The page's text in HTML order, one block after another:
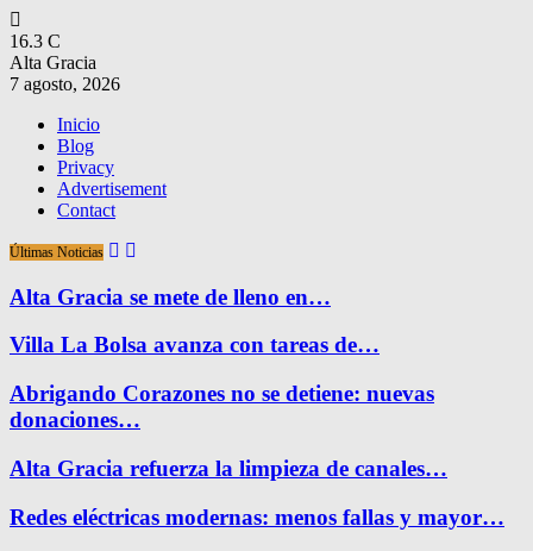
16.3 C
Alta Gracia
7 agosto, 2026
Inicio
Blog
Privacy
Advertisement
Contact
Últimas Noticias
Alta Gracia se mete de lleno en…
Villa La Bolsa avanza con tareas de…
Abrigando Corazones no se detiene: nuevas
donaciones…
Alta Gracia refuerza la limpieza de canales…
Redes eléctricas modernas: menos fallas y mayor…